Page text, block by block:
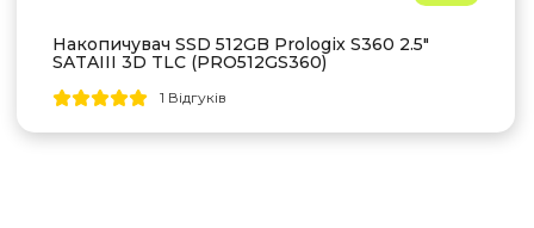
Накопичувач SSD 512GB Prologix S360 2.5"
SATAIII 3D TLC (PRO512GS360)
1 Відгуків